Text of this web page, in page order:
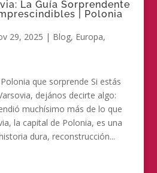
La Guía Sorprendente
| Polonia
29, 2025 | Blog, Europa,
que sorprende Si estás
dejános decirte algo:
muchísimo más de lo que
la capital de Polonia, es una
dura, reconstrucción...